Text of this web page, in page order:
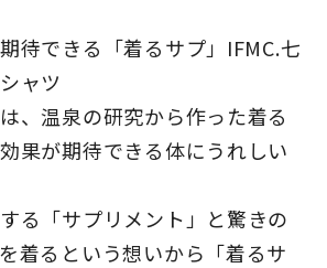
待できる「着るサプ」IFMC.七
ャツ
、温泉の研究から作った着る
果が期待できる体にうれしい
る「サプリメント」と驚きの
着るという想いから「着るサ